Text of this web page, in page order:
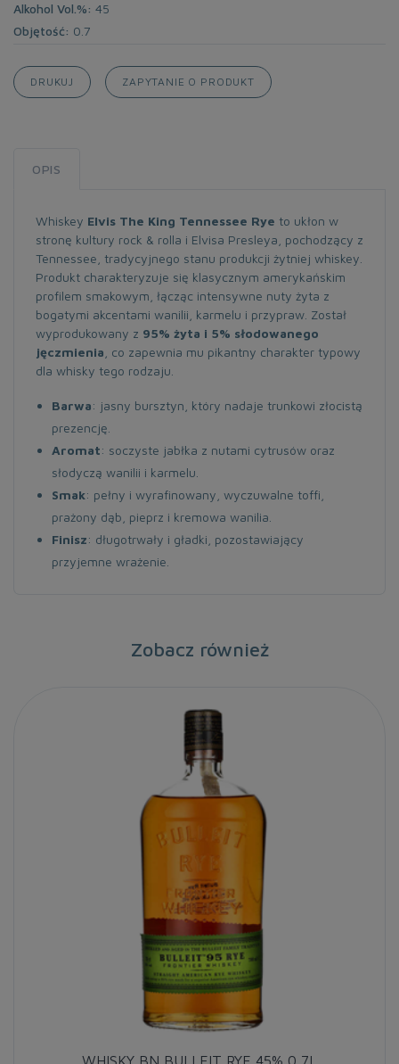
Alkohol Vol.%: 45
Objętość: 0.7
DRUKUJ ZAPYTANIE O PRODUKT
OPIS
Whiskey Elvis The King Tennessee Rye to ukłon w
stronę kultury rock & rolla i Elvisa Presleya, pochodzący z
Tennessee, tradycyjnego stanu produkcji żytniej whiskey.
Produkt charakteryzuje się klasycznym amerykańskim
profilem smakowym, łącząc intensywne nuty żyta z
bogatymi akcentami wanilii, karmelu i przypraw. Został
wyprodukowany z 95% żyta i 5% słodowanego
jęczmienia , co zapewnia mu pikantny charakter typowy
dla whisky tego rodzaju.
Barwa: jasny bursztyn, który nadaje trunkowi złocistą
prezencję.
Aromat: soczyste jabłka z nutami cytrusów oraz
słodyczą wanilii i karmelu.
Smak: pełny i wyrafinowany, wyczuwalne toffi,
prażony dąb, pieprz i kremowa wanilia.
Finisz: długotrwały i gładki, pozostawiający
przyjemne wrażenie.
Zobacz również
WHISKY BN BULLEIT RYE 45% 0,7L